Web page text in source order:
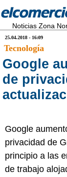
Noticias Zona
25.04.2018 - 16:09
Tecnología
Google
de
Google
privacidad de
principio a las
de trabajo